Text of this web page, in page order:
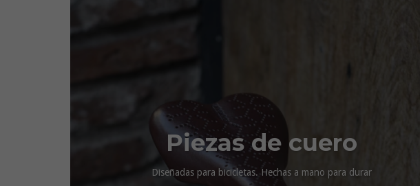
Piezas de cuero
Diseñadas para bicicletas. Hechas a mano para durar